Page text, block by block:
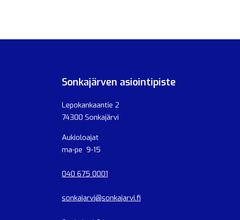
Sonkajärven asiointipiste
Lepokankaantie 2
74300 Sonkajärvi
Aukioloajat
ma-pe 9-15
040 675 0001
sonkajarvi@sonkajarvi.fi